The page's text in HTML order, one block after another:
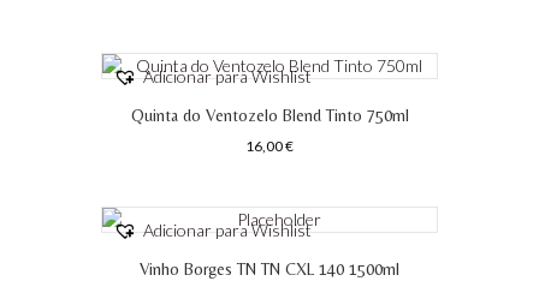
Adicionar para Wishlist
Quinta do Ventozelo Blend Tinto 750ml
16,00€
Adicionar para Wishlist
Vinho Borges TN TN CXL 140 1500ml